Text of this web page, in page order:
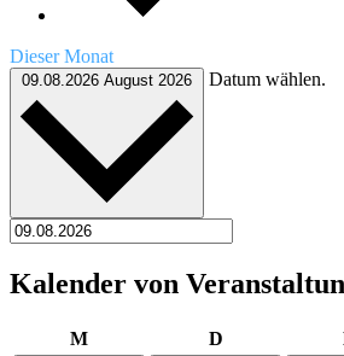
Dieser Monat
09.08.2026 August 2026 Datum wählen.
Kalender von
MMontag DDienstag